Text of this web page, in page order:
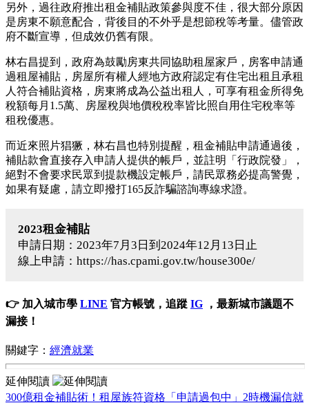
另外，過往政府推出租金補貼政策參與度不佳，很大部分原因
是房東不願意配合，背後目的不外乎是想節稅等考量。儘管政
府不斷宣導，但成效仍舊有限。
林右昌提到，政府為鼓勵房東共同協助租屋家戶，房客申請通
過租屋補貼，房屋所有權人經地方政府認定有住宅出租且承租
人符合補貼資格，房東將成為公益出租人，可享有租金所得免
稅額每月1.5萬、房屋稅與地價稅稅率皆比照自用住宅稅率等
租稅優惠。
而近來照片猖獗，林右昌也特別提醒，租金補貼申請通過後，
補貼款會直接存入申請人提供的帳戶，並註明「行政院發」，
絕對不會要求民眾到提款機設定帳戶，請民眾務必提高警覺，
如果有疑慮，請立即撥打165反詐騙諮詢專線求證。
2023租金補貼
申請日期：2023年7月3日到2024年12月13日止
線上申請：https://has.cpami.gov.tw/house300e/
👉 加入城市學 LINE 官方帳號，追蹤 IG ，最新城市議題不
漏接！
關鍵字： 經濟就業
延伸閱讀
300億租金補貼術！租屋族符資格「申請過包中」2時機漏信就